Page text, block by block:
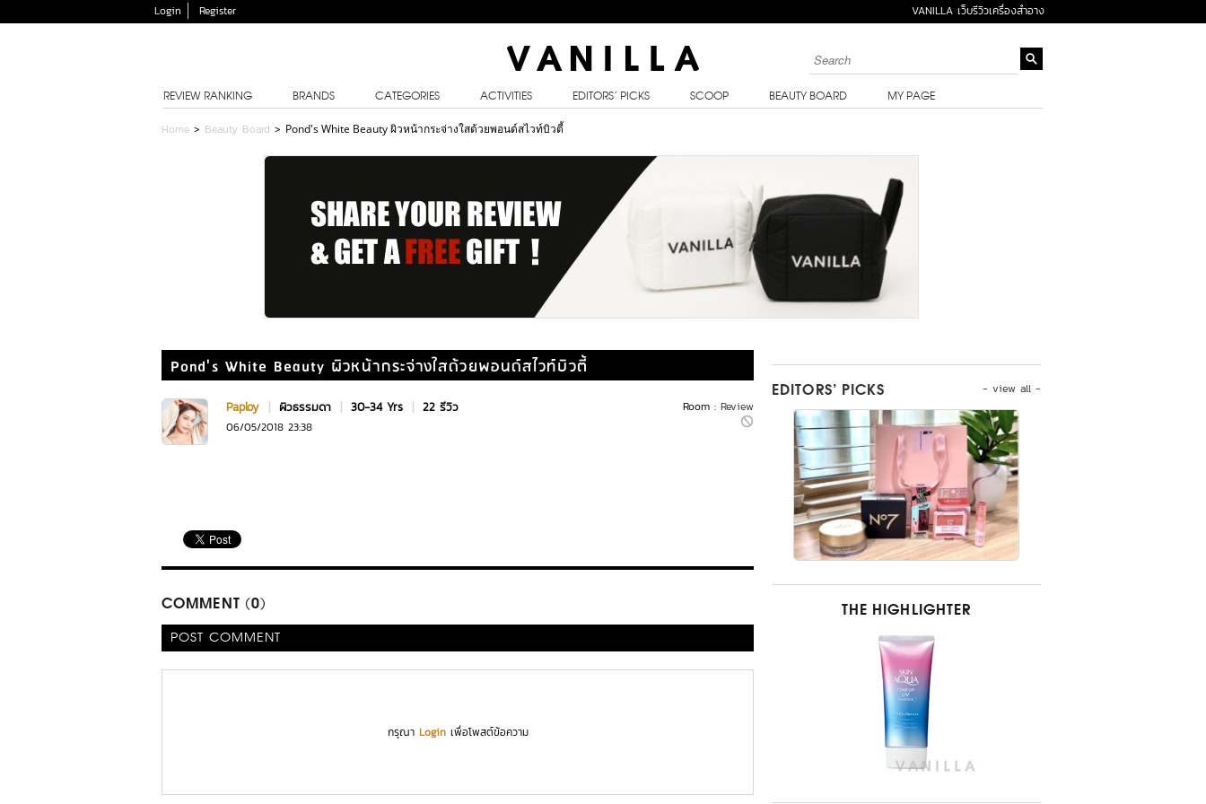
Login Register VANILLA เว็บรีวิวเครื่องสำอาง
REVIEW RANKING BRANDS CATEGORIES ACTIVITIES EDITORS’ PICKS SCOOP BEAUTY BOARD MY PAGE
Home > Beauty Board > Pond's White Beauty ผิวหน้ากระจ่างใสด้วยพอนด์สไวท์บิวตี้
Pond's White Beauty ผิวหน้ากระจ่างใสด้วยพอนด์สไวท์บิวตี้
Room : Review
Paploy | ผิวธรรมดา | 30-34 Yrs | 22 รีวิว
06/05/2018 23:38
COMMENT (0)
POST COMMENT
กรุณา Loginเพื่อโพสต์ข้อความ
- view all -
EDITORS’ PICKS
THE HIGHLIGHTER